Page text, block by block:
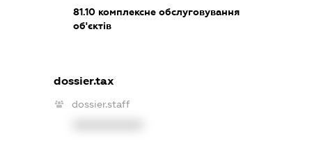
81.10комплексне обслуговування
об'єктів
dossier.tax
dossier.staff